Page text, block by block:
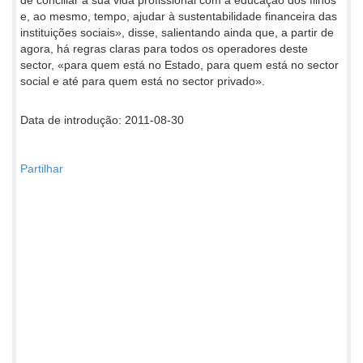
e, ao mesmo, tempo, ajudar à sustentabilidade financeira das
instituições sociais», disse, salientando ainda que, a partir de
agora, há regras claras para todos os operadores deste
sector, «para quem está no Estado, para quem está no sector
social e até para quem está no sector privado».
Data de introdução: 2011-08-30
Partilhar